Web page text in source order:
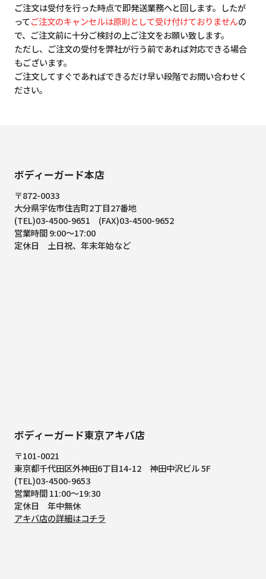
ご注文は受付を行った時点で即発送業務へと回します。したが
ってご注文のキャンセルは原則として受け付けておりませんの
で、ご注文前に十分ご検討の上ご注文をお願い致します。
ただし、ご注文の受付を弊社が行う前であれば対応できる場合
もございます。
ご注文してすぐであればできるだけ早い段階でお問い合わせく
ださい。
ボディーガード本店
〒872-0033
大分県宇佐市住吉町2丁目27番地
(TEL)03-4500-9651 (FAX)03-4500-9652
営業時間 9:00～17:00
定休日 土日祝、年末年始など
ボディーガード東京アキバ店
〒101-0021
東京都千代田区外神田6丁目14-12 神田中沢ビル 5F
(TEL)03-4500-9653
営業時間 11:00～19:30
定休日 年中無休
アキバ店の詳細はコチラ